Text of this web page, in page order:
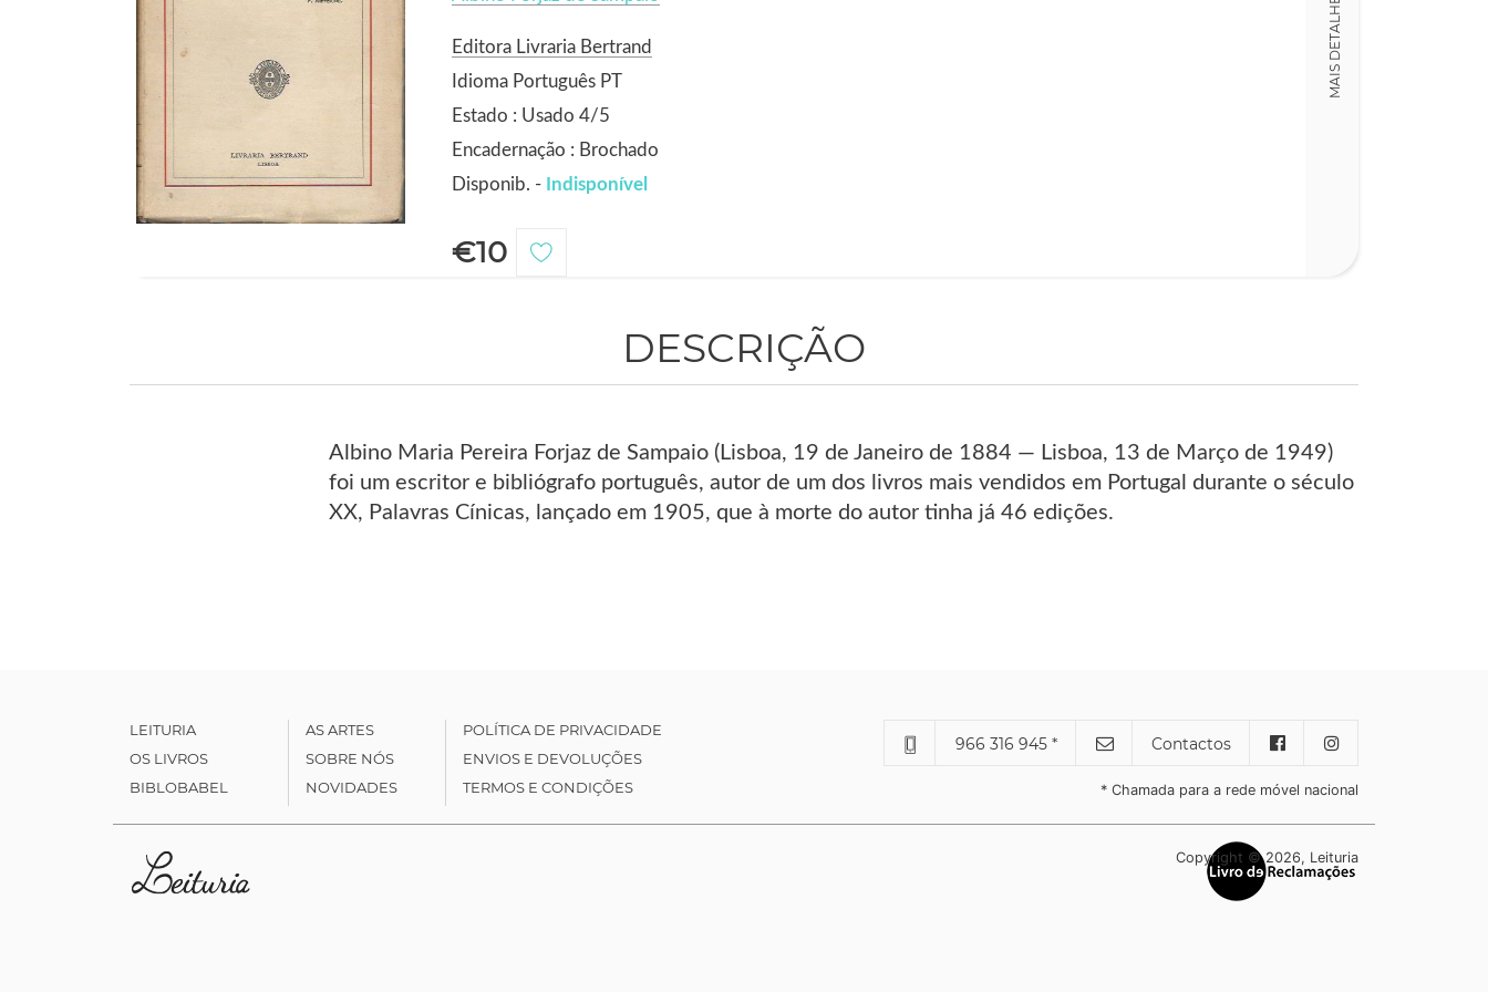
Editora Livraria Bertrand
Idioma Português PT
Estado : Usado 4/5
Encadernação : Brochado
Disponib. - Indisponível
€10
MAIS DETALHES
DESCRIÇÃO
Albino Maria Pereira Forjaz de Sampaio (Lisboa, 19 de Janeiro de 1884 — Lisboa, 13 de Março de 1949)
foi um escritor e bibliógrafo português, autor de um dos livros mais vendidos em Portugal durante o século
XX, Palavras Cínicas, lançado em 1905, que à morte do autor tinha já 46 edições.
LEITURIA
OS LIVROS
BIBLOBABEL
AS ARTES
SOBRE NÓS
NOVIDADES
POLÍTICA DE PRIVACIDADE
ENVIOS E DEVOLUÇÕES
TERMOS E CONDIÇÕES
966 316 945 * Contactos
* Chamada para a rede móvel nacional
Copyright © 2026, Leituria